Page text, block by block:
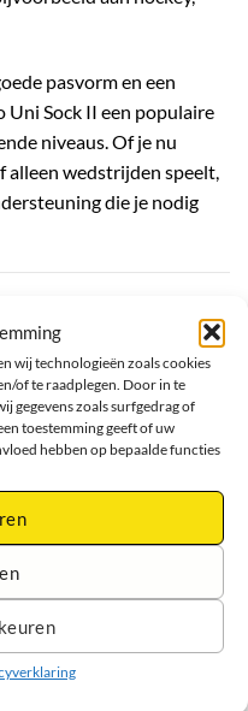
wij technologieën zoals cookies
of te raadplegen. Door in te
gegevens zoals surfgedrag of
toestemming geeft of uw
hebben op bepaalde functies
pasvorm en een
Sock II een populaire
niveaus. Of je nu
alleen wedstrijden speelt,
die je nodig